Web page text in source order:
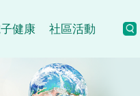
健康 社區活動